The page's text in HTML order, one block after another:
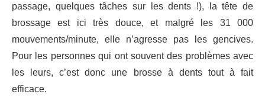
passage, quelques tâches sur les dents !), la tête de
brossage est ici très douce, et malgré les 31 000
mouvements/minute, elle n’agresse pas les gencives.
Pour les personnes qui ont souvent des problèmes avec
les leurs, c’est donc une brosse à dents tout à fait
efficace.